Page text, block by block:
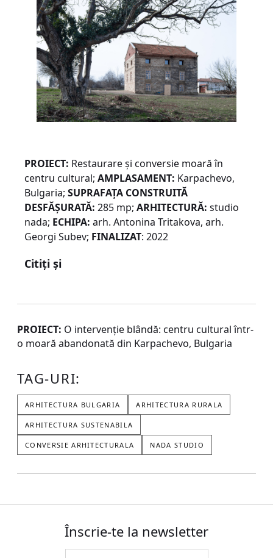
PROIECT: Restaurare și conversie moară în
centru cultural; AMPLASAMENT: Karpachevo,
Bulgaria; SUPRAFAŢA CONSTRUITĂ
DESFĂŞURATĂ: 285 mp; ARHITECTURĂ: studio
nada; ECHIPA: arh. Antonina Tritakova, arh.
Georgi Subev; FINALIZAT: 2022
Citiți și
PROIECT: O intervenție blândă: centru cultural într-
o moară abandonată din Karpachevo, Bulgaria
TAG-URI:
ARHITECTURA BULGARIA ARHITECTURA RURALA
ARHITECTURA SUSTENABILA
CONVERSIE ARHITECTURALA NADA STUDIO
Înscrie-te la newsletter